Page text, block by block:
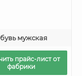
мужская
прайс-лист от
фабрики